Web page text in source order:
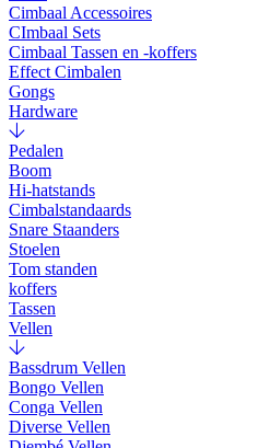
Cimbaal Accessoires
CImbaal Sets
Cimbaal Tassen en -koffers
Effect Cimbalen
Gongs
Hardware
Pedalen
Boom
Hi-hatstands
Cimbalstandaards
Snare Staanders
Stoelen
Tom standen
koffers
Tassen
Vellen
Bassdrum Vellen
Bongo Vellen
Conga Vellen
Diverse Vellen